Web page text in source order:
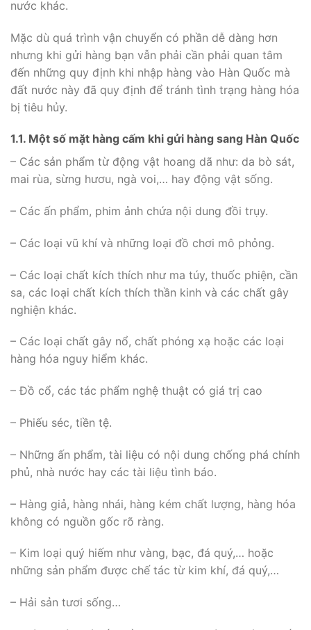
nước khác.
Mặc dù quá trình vận chuyển có phần dễ dàng hơn
nhưng khi gửi hàng bạn vẫn phải cần phải quan tâm
đến những quy định khi nhập hàng vào Hàn Quốc mà
đất nước này đã quy định để tránh tình trạng hàng hóa
bị tiêu hủy.
1.1. Một số mặt hàng cấm khi gửi hàng sang Hàn Quốc
– Các sản phẩm từ động vật hoang dã như: da bò sát,
mai rùa, sừng hươu, ngà voi,… hay động vật sống.
– Các ấn phẩm, phim ảnh chứa nội dung đồi trụy.
– Các loại vũ khí và những loại đồ chơi mô phỏng.
– Các loại chất kích thích như ma túy, thuốc phiện, cần
sa, các loại chất kích thích thần kinh và các chất gây
nghiện khác.
– Các loại chất gây nổ, chất phóng xạ hoặc các loại
hàng hóa nguy hiểm khác.
– Đồ cổ, các tác phẩm nghệ thuật có giá trị cao
– Phiếu séc, tiền tệ.
– Những ấn phẩm, tài liệu có nội dung chống phá chính
phủ, nhà nước hay các tài liệu tình báo.
– Hàng giả, hàng nhái, hàng kém chất lượng, hàng hóa
không có nguồn gốc rõ ràng.
– Kim loại quý hiếm như vàng, bạc, đá quý,… hoặc
những sản phẩm được chế tác từ kim khí, đá quý,…
– Hải sản tươi sống…